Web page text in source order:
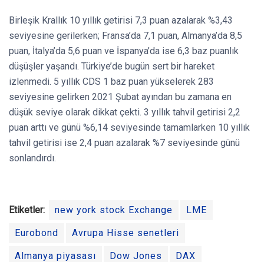
Birleşik Krallık 10 yıllık getirisi 7,3 puan azalarak %3,43
seviyesine gerilerken; Fransa’da 7,1 puan, Almanya’da 8,5
puan, İtalya’da 5,6 puan ve İspanya’da ise 6,3 baz puanlık
düşüşler yaşandı. Türkiye’de bugün sert bir hareket
izlenmedi. 5 yıllık CDS 1 baz puan yükselerek 283
seviyesine gelirken 2021 Şubat ayından bu zamana en
düşük seviye olarak dikkat çekti. 3 yıllık tahvil getirisi 2,2
puan arttı ve günü %6,14 seviyesinde tamamlarken 10 yıllık
tahvil getirisi ise 2,4 puan azalarak %7 seviyesinde günü
sonlandırdı.
Etiketler: new york stock Exchange LME
Eurobond Avrupa Hisse senetleri
Almanya piyasası Dow Jones DAX